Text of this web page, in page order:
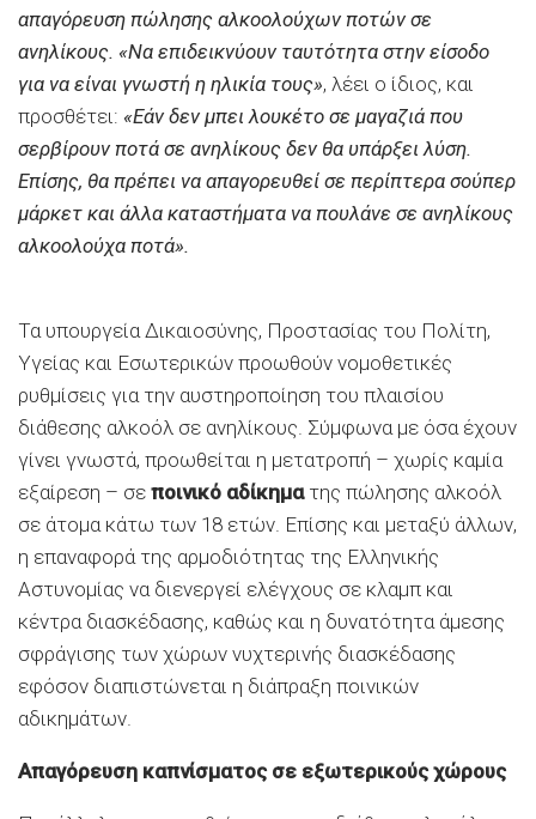
απαγόρευση πώλησης αλκοολούχων ποτών σε
ανηλίκους. «Να επιδεικνύουν ταυτότητα στην είσοδο
για να είναι γνωστή η ηλικία τους», λέει ο ίδιος, και
προσθέτει: «Εάν δεν μπει λουκέτο σε μαγαζιά που
σερβίρουν ποτά σε ανηλίκους δεν θα υπάρξει λύση.
Επίσης, θα πρέπει να απαγορευθεί σε περίπτερα σούπερ
μάρκετ και άλλα καταστήματα να πουλάνε σε ανηλίκους
αλκοολούχα ποτά».
Τα υπουργεία Δικαιοσύνης, Προστασίας του Πολίτη,
Υγείας και Εσωτερικών προωθούν νομοθετικές
ρυθμίσεις για την αυστηροποίηση του πλαισίου
διάθεσης αλκοόλ σε ανηλίκους. Σύμφωνα με όσα έχουν
γίνει γνωστά, προωθείται η μετατροπή – χωρίς καμία
εξαίρεση – σε ποινικό αδίκηματης πώλησης αλκοόλ
σε άτομα κάτω των 18 ετών. Επίσης και μεταξύ άλλων,
η επαναφορά της αρμοδιότητας της Ελληνικής
Αστυνομίας να διενεργεί ελέγχους σε κλαμπ και
κέντρα διασκέδασης, καθώς και η δυνατότητα άμεσης
σφράγισης των χώρων νυχτερινής διασκέδασης
εφόσον διαπιστώνεται η διάπραξη ποινικών
αδικημάτων.
Απαγόρευση καπνίσματος σε εξωτερικούς χώρους